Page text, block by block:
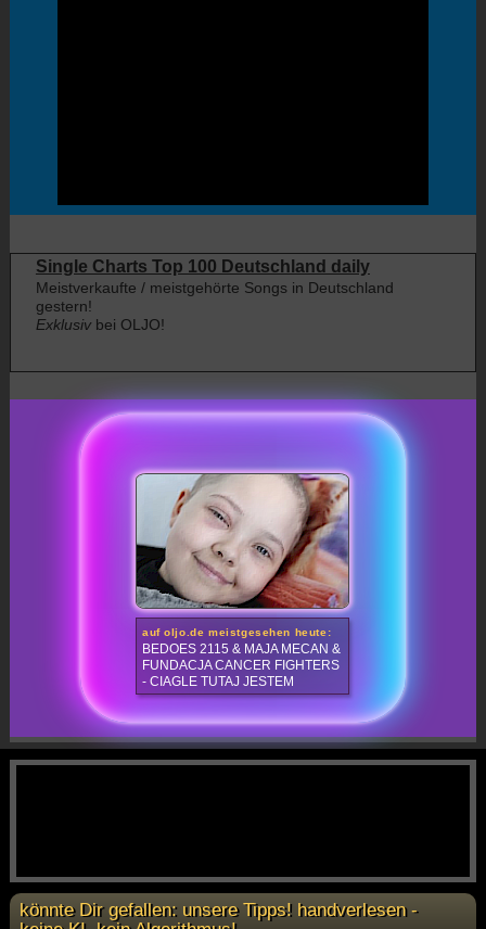
Single Charts Top 100 Deutschland daily
Meistverkaufte / meistgehörte Songs in Deutschland
gestern!
Exklusivbei OLJO!
auf oljo.de meistgesehen heute:
BEDOES 2115 & MAJA MECAN &
FUNDACJA CANCER FIGHTERS
- CIAGLE TUTAJ JESTEM
könnte Dir gefallen: unsere Tipps! handverlesen -